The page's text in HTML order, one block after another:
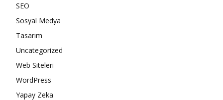
SEO
Sosyal Medya
Tasarım
Uncategorized
Web Siteleri
WordPress
Yapay Zeka